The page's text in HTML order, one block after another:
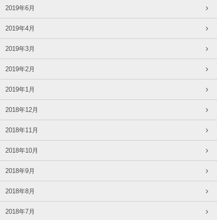
2019年6月
2019年4月
2019年3月
2019年2月
2019年1月
2018年12月
2018年11月
2018年10月
2018年9月
2018年8月
2018年7月